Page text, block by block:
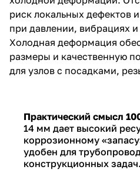
риск локальных дефектов
при давлении, вибрациях
Холодная деформация
размеры и качественную
для узлов с посадками,
Практический смысл
14 мм дает высокий
коррозионному
удобен для
конструкционных задач.